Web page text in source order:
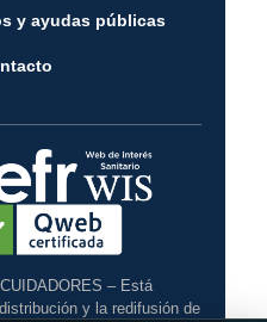
y ayudas públicas
– Está
y la redifusión de